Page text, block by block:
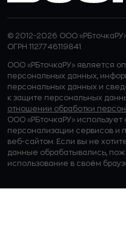
© 2012-2026 ООО
ОГРН 1127746119841
ООО «РБточкаРУ» является
персональных данных,
персональных данных и
к защите персональных
отношении обработки
ООО «РБточкаРУ»
персонализации сервисов и
веб-сайтом. Если вы не
данные обрабатывались,
использование в своём